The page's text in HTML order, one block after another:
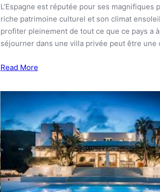
L’Espagne est réputée pour ses magnifiques
riche patrimoine culturel et son climat
profiter pleinement de tout ce que ce pays a
séjourner dans une villa privée peut être une
Read More